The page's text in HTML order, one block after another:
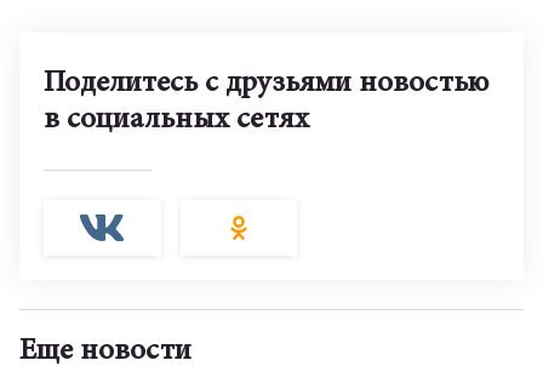
Поделитесь с друзьями новостью
в социальных сетях
Еще новости